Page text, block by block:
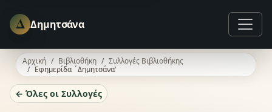
Δ Δημητσάνα
Αρχική Βιβλιοθήκη
Συλλογές Βιβλιοθήκης
Εφημερίδα ΄Δημητσάνα'
← Όλες οι Συλλογές